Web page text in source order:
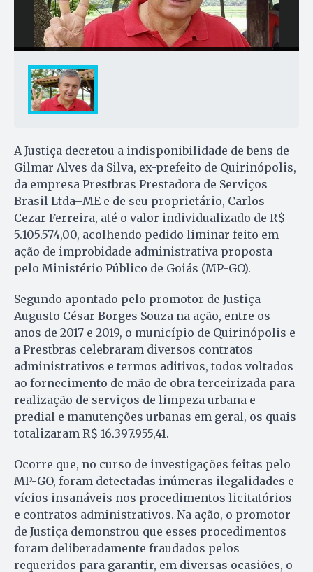
A Justiça decretou a indisponibilidade de bens de
Gilmar Alves da Silva, ex-prefeito de Quirinópolis,
da empresa Prestbras Prestadora de Serviços
Brasil Ltda–ME e de seu proprietário, Carlos
Cezar Ferreira, até o valor individualizado de R$
5.105.574,00, acolhendo pedido liminar feito em
ação de improbidade administrativa proposta
pelo Ministério Público de Goiás (MP-GO).
Segundo apontado pelo promotor de Justiça
Augusto César Borges Souza na ação, entre os
anos de 2017 e 2019, o município de Quirinópolis e
a Prestbras celebraram diversos contratos
administrativos e termos aditivos, todos voltados
ao fornecimento de mão de obra terceirizada para
realização de serviços de limpeza urbana e
predial e manutenções urbanas em geral, os quais
totalizaram R$ 16.397.955,41.
Ocorre que, no curso de investigações feitas pelo
MP-GO, foram detectadas inúmeras ilegalidades e
vícios insanáveis nos procedimentos licitatórios
e contratos administrativos. Na ação, o promotor
de Justiça demonstrou que esses procedimentos
foram deliberadamente fraudados pelos
requeridos para garantir, em diversas ocasiões, o